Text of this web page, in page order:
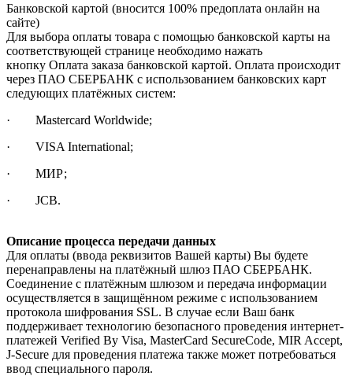
Банковской картой (вносится 100% предоплата онлайн на
сайте)
Для выбора оплаты товара с помощью банковской карты на
соответствующей странице необходимо нажать
кнопку Оплата заказа банковской картой. Оплата происходит
через ПАО СБЕРБАНК с использованием банковских карт
следующих платёжных систем:
· Mastercard Worldwide;
· VISA International;
· МИР;
· JCB.
Описание процесса передачи данных
Для оплаты (ввода реквизитов Вашей карты) Вы будете
перенаправлены на платёжный шлюз ПАО СБЕРБАНК.
Соединение с платёжным шлюзом и передача информации
осуществляется в защищённом режиме с использованием
протокола шифрования SSL. В случае если Ваш банк
поддерживает технологию безопасного проведения интернет-
платежей Verified By Visa, MasterCard SecureCode, MIR Accept,
J-Secure для проведения платежа также может потребоваться
ввод специального пароля.